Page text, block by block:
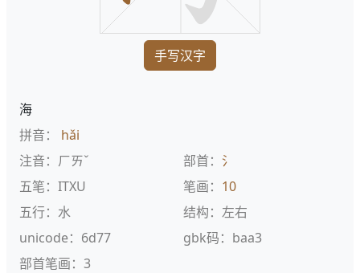
手写汉字
海
拼音： hǎi
注音：ㄏㄞˇ
部首： 氵
五笔：ITXU
笔画： 10
五行：水
结构：左右
unicode：6d77
gbk码：baa3
部首笔画：3